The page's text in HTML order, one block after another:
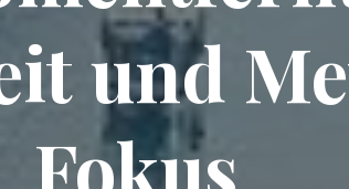
und
Fokus